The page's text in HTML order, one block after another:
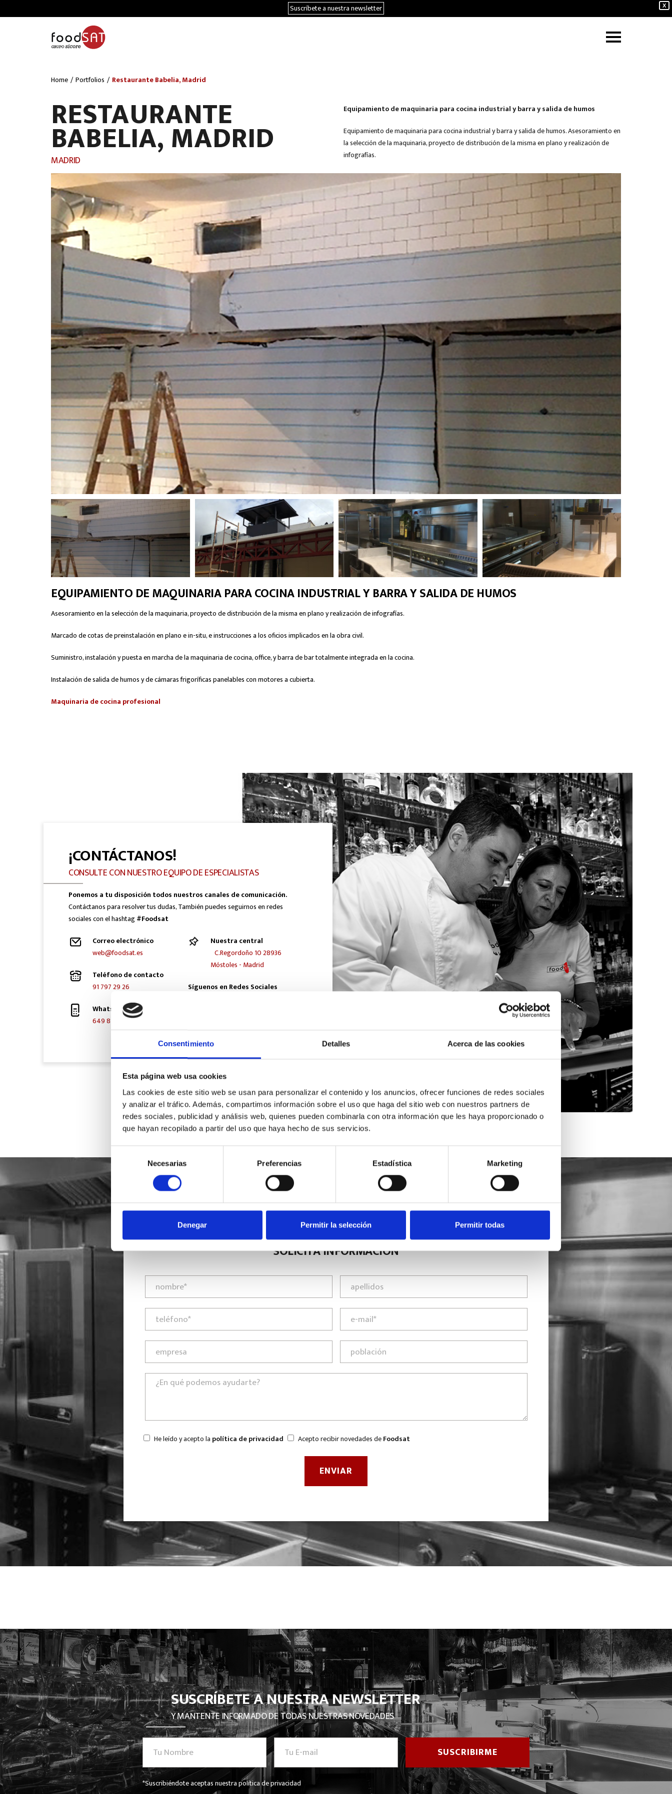
Consentimiento Detalles Acerca de las cookies
Esta página web usa cookies
Las cookies de este sitio web se usan para personalizar el contenido y los anuncios, ofrecer funciones de redes sociales
y analizar el tráfico. Además, compartimos información sobre el uso que haga del sitio web con nuestros partners de
redes sociales, publicidad y análisis web, quienes pueden combinarla con otra información que les haya proporcionado o
que hayan recopilado a partir del uso que haya hecho de sus servicios.
de
consentimiento
Necesarias Preferencias Estadística Marketing
Denegar Permitir la selección Permitir todas
X
Suscríbete a nuestra newsletter
Home / Portfolios / Restaurante Babelia, Madrid
RESTAURANTE
BABELIA, MADRID
MADRID
Equipamiento de maquinaria para cocina industrial y barra y salida de humos
Equipamiento de maquinaria para cocina industrial y barra y salida de humos. Asesoramiento en
la selección de la maquinaria, proyecto de distribución de la misma en plano y realización de
infografías.
EQUIPAMIENTO DE MAQUINARIA PARA COCINA INDUSTRIAL Y BARRA Y SALIDA DE HUMOS
Asesoramiento en la selección de la maquinaria, proyecto de distribución de la misma en plano y realización de infografías.
Marcado de cotas de preinstalación en plano e in-situ, e instrucciones a los oficios implicados en la obra civil.
Suministro, instalación y puesta en marcha de la maquinaria de cocina, office, y barra de bar totalmente integrada en la cocina.
Instalación de salida de humos y de cámaras frigoríficas panelables con motores a cubierta.
Maquinaria de cocina profesional
¡CONTÁCTANOS!
CONSULTE CON NUESTRO EQUIPO DE ESPECIALISTAS
Ponemos a tu disposición todos nuestros canales de comunicación.
Contáctanos para resolver tus dudas, También puedes seguirnos en redes
sociales con el hashtag#Foodsat
Correo electrónico
web@foodsat.es
Teléfono de contacto
91 797 29 26
Whatsapp
649 872 833
Nuestra central
C.Regordoño 10 28936
Móstoles - Madrid
Síguenos en Redes Sociales
SOLICITA INFORMACIÓN
He leído y acepto la política de privacidad Acepto recibir novedades deFoodsat
SUSCRÍBETE A NUESTRA NEWSLETTER
Y MANTENTE INFORMADO DE TODAS NUESTRAS NOVEDADES
*Suscribiéndote aceptas nuestra política de privacidad